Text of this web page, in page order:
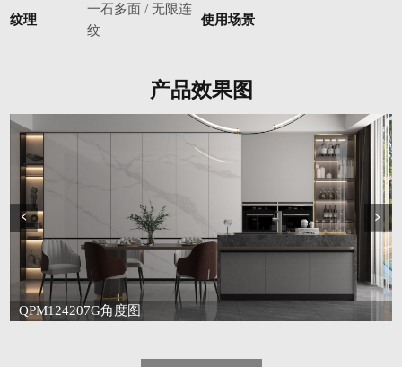
纹理
一石多面 / 无限连
纹
使用场景
产品效果图
QPM124207G角度图